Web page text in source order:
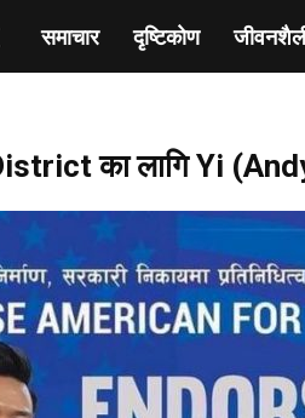
साल्पा
समाचार दृष्टिकाेण
का लागि Yi